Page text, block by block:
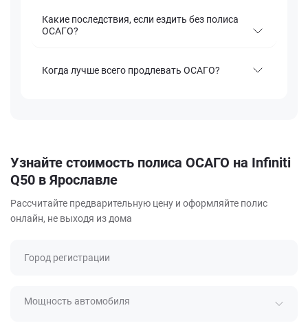
Какие последствия, если ездить без полиса
ОСАГО?
Когда лучше всего продлевать ОСАГО?
Узнайте стоимость полиса ОСАГО на Infiniti
Q50 в Ярославле
Рассчитайте предварительную цену и оформляйте полис
онлайн, не выходя из дома
Город регистрации
Мощность автомобиля